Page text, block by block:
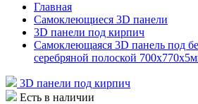
Главная
Самоклеющиеся 3D панели
3D панели под кирпич
Самоклеющаяся 3D панель под
серебряной полоской
3D панели под кирпич
Есть в наличии